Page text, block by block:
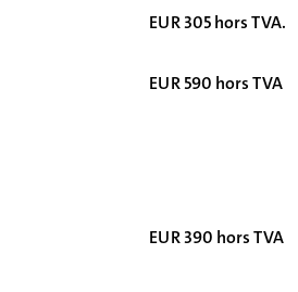
EUR 305 hors TVA.
EUR 590 hors TVA
EUR 390 hors TVA